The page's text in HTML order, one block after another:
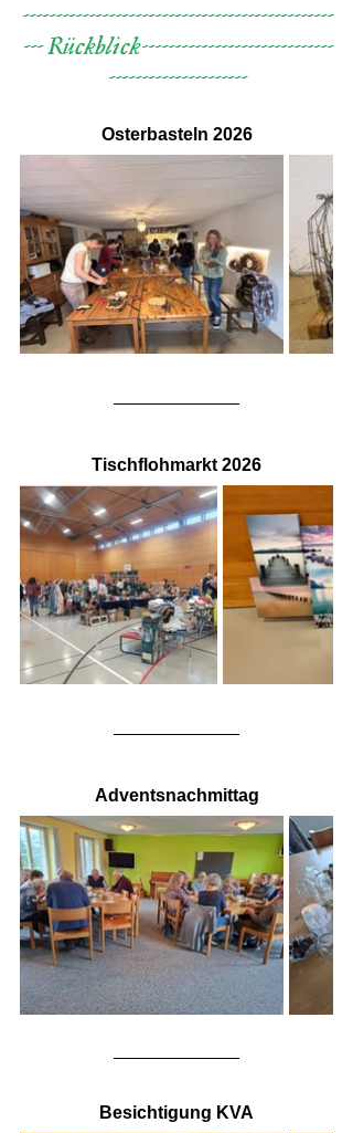
-----------------------------------------------
--- Rückblick-----------------------------
---------------------
Osterbasteln 2026
Tischflohmarkt 2026
Adventsnachmittag
Besichtigung KVA